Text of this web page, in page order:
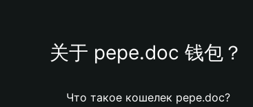
关于 pepe.doc 钱包？
Что такое кошелек pepe.doc?